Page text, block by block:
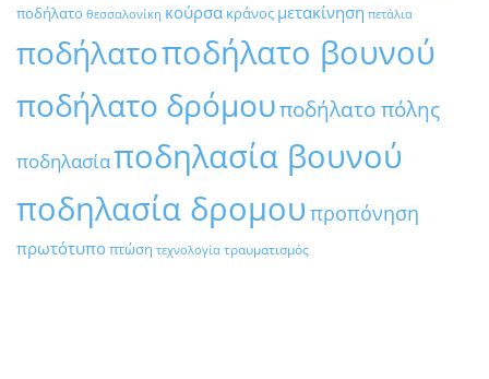
ποδήλατο θεσσαλονίκη κούρσα κράνος μετακίνηση πετάλια
ποδήλατοποδήλατο βουνού
ποδήλατο δρόμουποδήλατο πόλης
ποδηλασίαποδηλασία βουνού
ποδηλασία δρομου προπόνηση
πρωτότυποπτώση τεχνολογία τραυματισμός